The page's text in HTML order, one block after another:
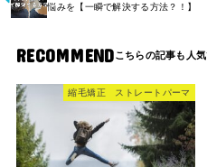
悩みを【一瞬で解決する方法？！】
RECOMMEND
縮毛矯正 ストレートパーマ